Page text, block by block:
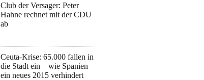
Club der Versager: Peter
Hahne rechnet mit der CDU
ab
Ceuta-Krise: 65.000 fallen in
die Stadt ein – wie Spanien
ein neues 2015 verhindert